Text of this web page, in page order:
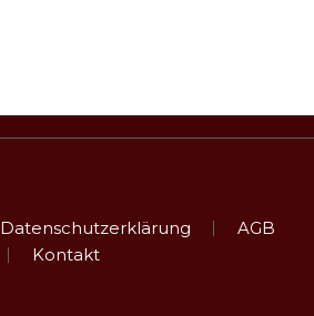
Datenschutzerklärung
AGB
Kontakt